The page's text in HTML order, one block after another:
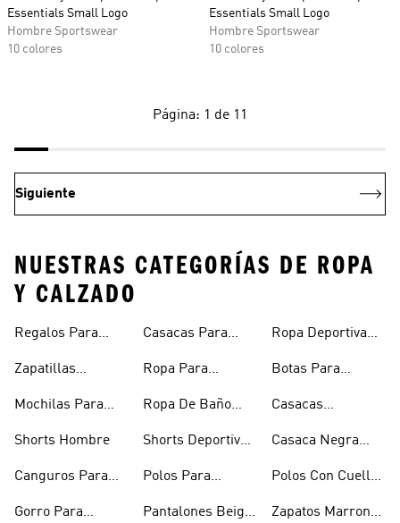
Essentials Small Logo
Hombre Sportswear
10 colores
Essentials Small Logo
Hombre Sportswear
10 colores
Página: 1 de 11
Siguiente
NUESTRAS CATEGORÍAS DE ROPA
Y CALZADO
Regalos Para
Zapatillas
Mochilas Para
Shorts Hombre
Canguros Para
Gorro Para
Casacas Para
Ropa Para
Ropa De Baño
Shorts Deportivos
Polos Para
Pantalones Beige
Ropa Deportiva
Botas Para
Casacas
Hombre
Casaca Negra
Polos Con Cuello
Zapatos Marron